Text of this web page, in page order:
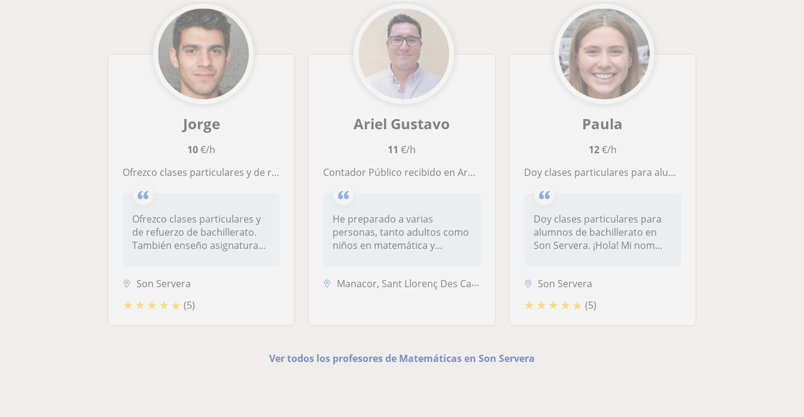
Jorge
10€/h
Ofrezco clases particulares y de refuerzo de bachillerato
Ofrezco clases particulares y
de refuerzo de bachillerato.
También enseño asignatura...
Son Servera
★ ★ ★ ★ ★ (5)
Ariel Gustavo
11 €/h
Contador Público recibido en Argentina con muchas ganas de impartir conocimiento!
He preparado a varias
personas, tanto adultos como
niños en matemática y
Manacor, Sant Llorenç Des Cardassar, Son Servera
Paula
12€/h
Doy clases particulares para alumnos de bachillerato en Son Servera
Doy clases particulares para
alumnos de bachillerato en
Son Servera. ¡Hola! Mi nom...
Son Servera
★ ★ ★ ★ ★ (5)
Ver todos los profesores de Matemáticas en Son Servera